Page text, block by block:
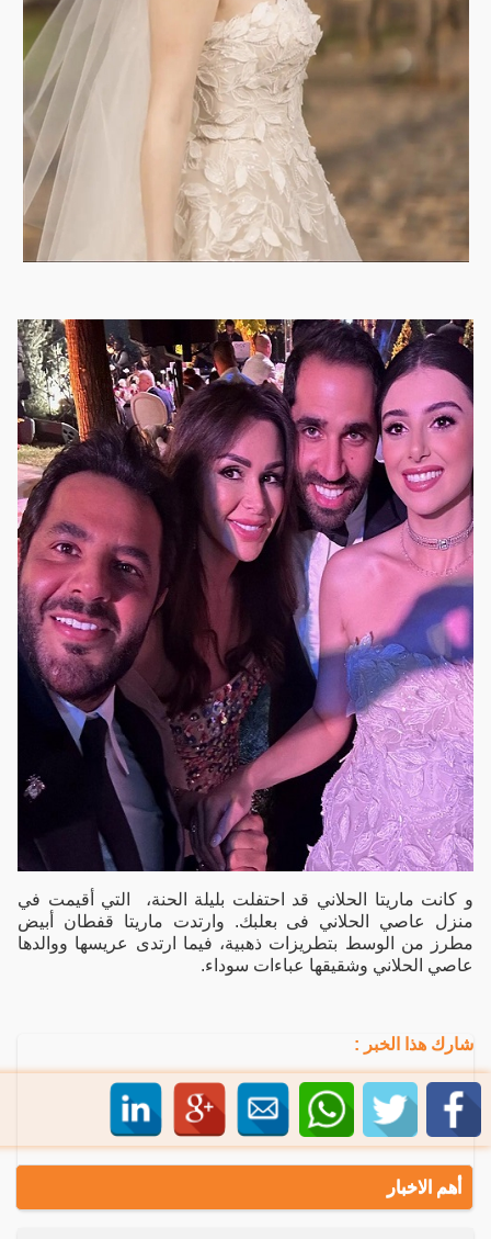
و كانت ماريتا الحلاني قد احتفلت بليلة الحنة، التي أقيمت في
منزل عاصي الحلاني فى بعلبك. وارتدت ماريتا قفطان أبيض
مطرز من الوسط بتطريزات ذهبية، فيما ارتدى عريسها ووالدها
عاصي الحلاني وشقيقها عباءات سوداء.
شارك هذا الخبر :
أهم الاخبار